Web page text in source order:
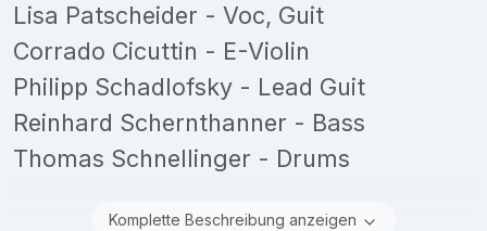
Lisa Patscheider - Voc, Guit
Corrado Cicuttin - E-Violin
Philipp Schadlofsky - Lead Guit
Reinhard Schernthanner - Bass
Thomas Schnellinger - Drums
Komplette Beschreibung anzeigen